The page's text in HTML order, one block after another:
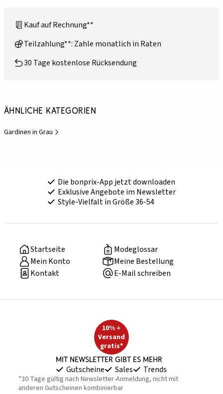
Kauf auf Rechnung**
Teilzahlung**: Zahle monatlich in Raten
30 Tage kostenlose Rücksendung
Ähnliche Kategorien
Gardinen in Grau
Die bonprix-App jetzt downloaden
Exklusive Angebote im Newsletter
Style-Vielfalt in Größe 36-54
Startseite
Modeglossar
Mein Konto
Meine Bestellung
Kontakt
E-Mail schreiben
10% +
Versand
gratis*
Mit Newsletter gibt es mehr
Gutscheine Sales Trends
*30 Tage gültig nach Newsletter-Anmeldung, nicht mit
anderen Gutscheinen kombinierbar